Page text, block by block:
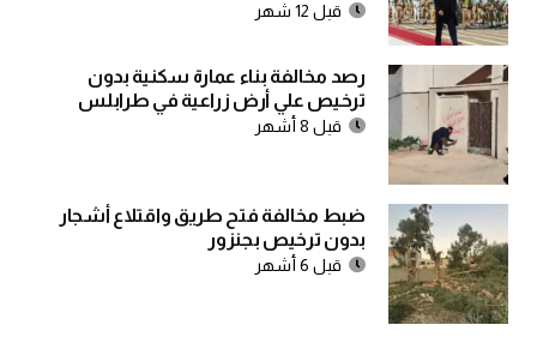
قبل 12 شهر
رصد مخالفة بناء عمارة سكنية بدون
ترخيص علي أرض زراعية في طرابلس
قبل 8 أشهر
ضبط مخالفة فتح طريق واقتلاع أشجار
بدون ترخيص بجنزور
قبل 6 أشهر